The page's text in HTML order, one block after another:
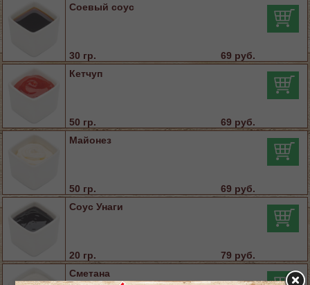
Соевый соус
30 гр.
69 руб.
Кетчуп
50 гр.
69 руб.
Майонез
50 гр.
69 руб.
Соус Унаги
20 гр.
79 руб.
Сметана